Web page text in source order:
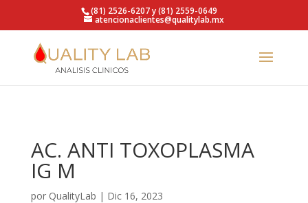
https://qualitylab.mx/(81) 2526-6207 y (81) 2559-0649
atencionaclientes@qualitylab.mx
AC. ANTI TOXOPLASMA
IG M
por QualityLab | Dic 16, 2023